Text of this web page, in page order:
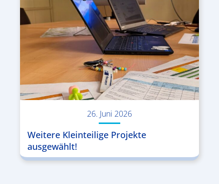
26. Juni 2026
Weitere Kleinteilige Projekte
ausgewählt!